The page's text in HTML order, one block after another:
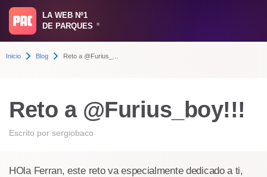
LA WEB Nº1
DE PARQUES
®
Inicio Blog Reto a @Furius_...
Reto a @Furius_boy!!!
Escrito por sergiobaco
HOla Ferran, este reto va especialmente dedicado a ti,